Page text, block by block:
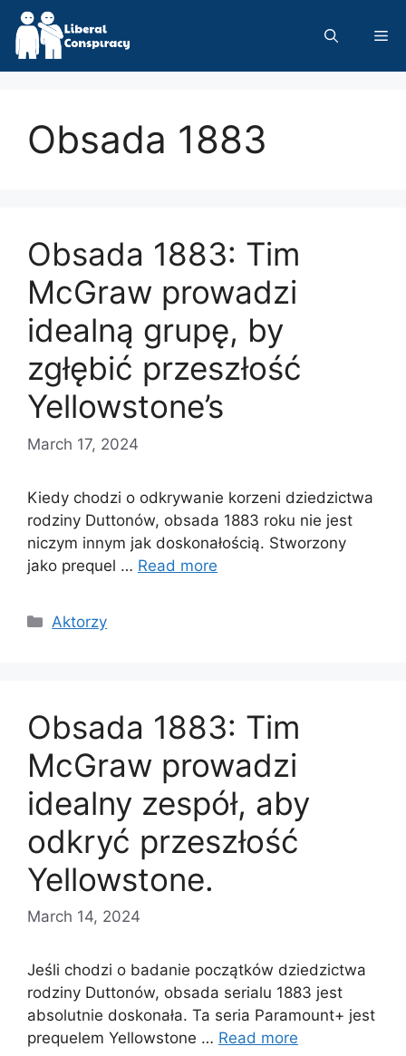
Skip
content
Obsada 1883
Obsada 1883: Tim
McGraw prowadzi
idealną grupę, by
zgłębić przeszłość
Yellowstone’s
March 17, 2024
Kiedy chodzi o odkrywanie korzeni dziedzictwa
rodziny Duttonów, obsada 1883 roku nie jest
niczym innym jak doskonałością. Stworzony
jako prequel … Read more
Categories
Aktorzy
Obsada 1883: Tim
McGraw prowadzi
idealny zespół, aby
odkryć przeszłość
Yellowstone.
March 14, 2024
Jeśli chodzi o badanie początków dziedzictwa
rodziny Duttonów, obsada serialu 1883 jest
absolutnie doskonała. Ta seria Paramount+ jest
prequelem Yellowstone … Read more